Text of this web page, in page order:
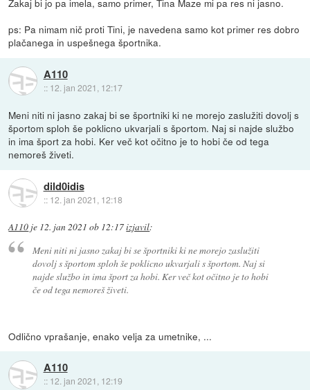
Zakaj bi jo pa imela, samo primer, Tina Maze mi pa res ni jasno.
ps: Pa nimam nič proti Tini, je navedena samo kot primer res dobro
plačanega in uspešnega športnika.
A110
:: 12. jan 2021, 12:17
Meni niti ni jasno zakaj bi se športniki ki ne morejo zaslužiti dovolj s
športom sploh še poklicno ukvarjali s športom. Naj si najde službo
in ima šport za hobi. Ker več kot očitno je to hobi če od tega
nemoreš živeti.
dild0idis
:: 12. jan 2021, 12:18
A110 je 12. jan 2021 ob 12:17izjavil:
Meni niti ni jasno zakaj bi se športniki ki ne morejo zaslužiti
dovolj s športom sploh še poklicno ukvarjali s športom. Naj si
najde službo in ima šport za hobi. Ker več kot očitno je to hobi
če od tega nemoreš živeti.
Odlično vprašanje, enako velja za umetnike, ...
A110
:: 12. jan 2021, 12:19